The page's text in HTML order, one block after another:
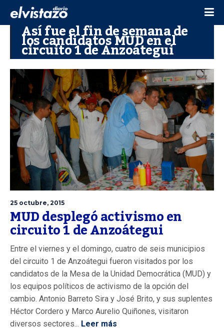
Así fue el fin de semana de
los candidatos MUD en el
circuito 1 de Anzoátegui
25 octubre, 2015
MUD desplegó activismo en
circuito 1 de Anzoátegui
Entre el viernes y el domingo, cuatro de seis municipios
del circuito 1 de Anzoátegui fueron visitados por los
candidatos de la Mesa de la Unidad Democrática (MUD) y
los equipos políticos de activismo de la opción del
cambio. Antonio Barreto Sira y José Brito, y sus suplentes
Héctor Cordero y Marco Aurelio Quiñones, visitaron
diversos sectores... Leer más